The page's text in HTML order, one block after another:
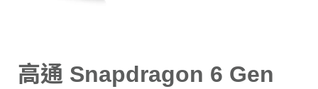
高通 Snapdragon 6 Gen